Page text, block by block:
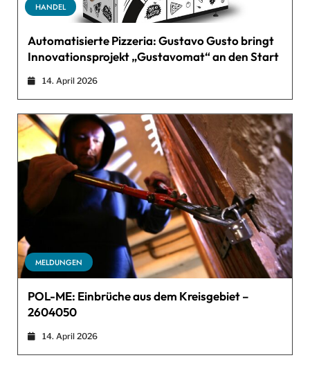
HANDEL
Automatisierte Pizzeria: Gustavo Gusto bringt
Innovationsprojekt „Gustavomat“ an den Start
14. April 2026
MELDUNGEN
POL-ME: Einbrüche aus dem Kreisgebiet –
2604050
14. April 2026